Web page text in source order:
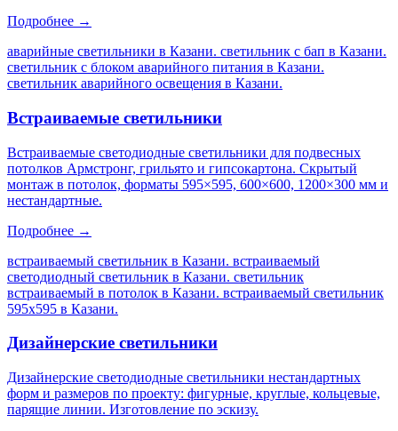
Подробнее →
аварийные светильники в Казани. светильник с бап в Казани.
светильник с блоком аварийного питания в Казани.
светильник аварийного освещения в Казани.
Встраиваемые светильники
Встраиваемые светодиодные светильники для подвесных
потолков Армстронг, грильято и гипсокартона. Скрытый
монтаж в потолок, форматы 595×595, 600×600, 1200×300 мм и
нестандартные.
Подробнее →
встраиваемый светильник в Казани. встраиваемый
светодиодный светильник в Казани. светильник
встраиваемый в потолок в Казани. встраиваемый светильник
595х595 в Казани.
Дизайнерские светильники
Дизайнерские светодиодные светильники нестандартных
форм и размеров по проекту: фигурные, круглые, кольцевые,
парящие линии. Изготовление по эскизу.